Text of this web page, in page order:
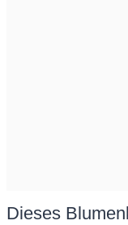
Dieses